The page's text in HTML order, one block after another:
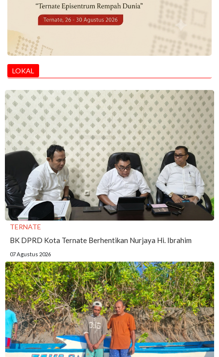
LOKAL
TERNATE
BK DPRD Kota Ternate Berhentikan Nurjaya Hi. Ibrahim
07 Agustus 2026